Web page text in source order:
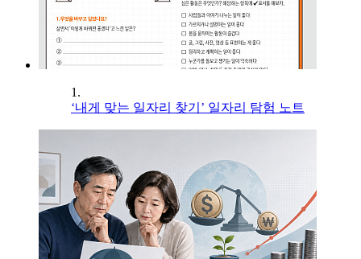
1.
‘내게 맞는 일자리 찾기’ 일자리 탐험 노트